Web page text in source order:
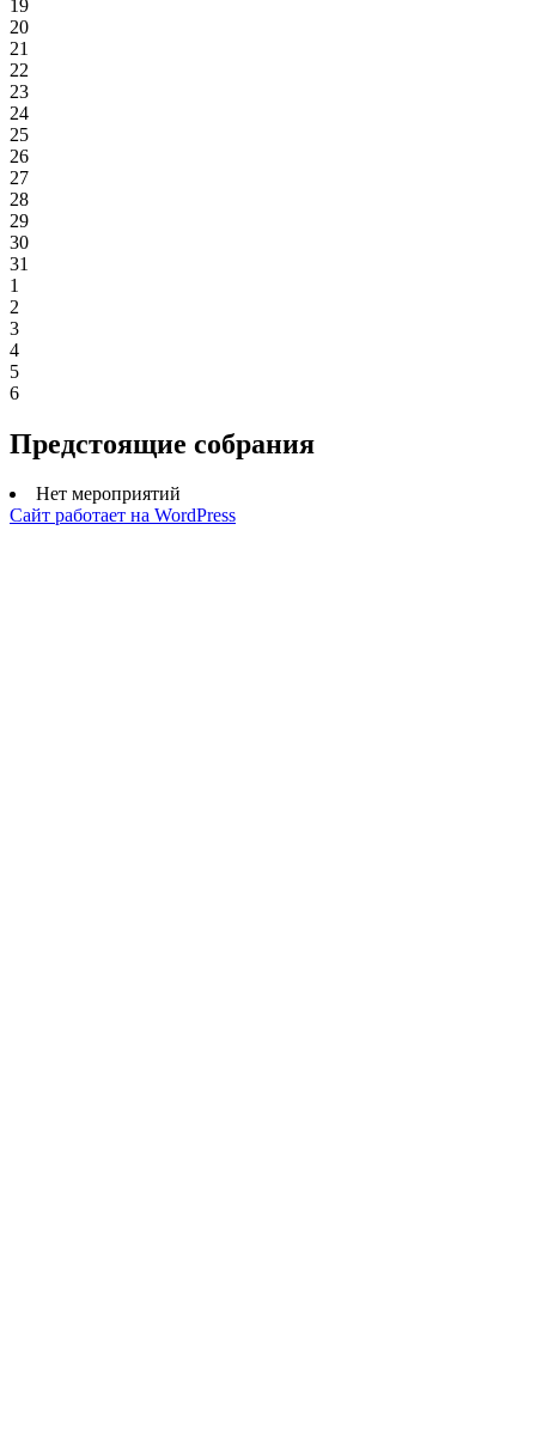
19
20
21
22
23
24
25
26
27
28
29
30
31
1
2
3
4
5
6
Предстоящие собрания
Нет мероприятий
Сайт работает на WordPress